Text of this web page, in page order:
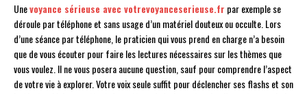
Unevoyance sérieuse avec votrevoyanceserieuse.fr par exemple se
déroule par téléphone et sans usage d’un matériel douteux ou occulte. Lors
d’une séance par téléphone, le praticien qui vous prend en charge n’a besoin
que de vous écouter pour faire les lectures nécessaires sur les thèmes que
vous voulez. Il ne vous posera aucune question, sauf pour comprendre l’aspect
de votre vie à explorer. Votre voix seule suffit pour déclencher ses flashs et son